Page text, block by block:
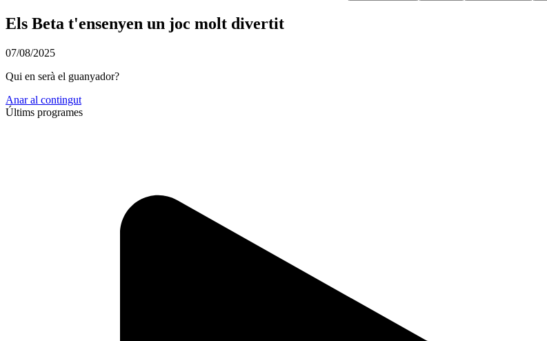
Els Beta t'ensenyen un joc molt divertit
07/08/2025
Qui en serà el guanyador?
Anar al contingut
Últims programes